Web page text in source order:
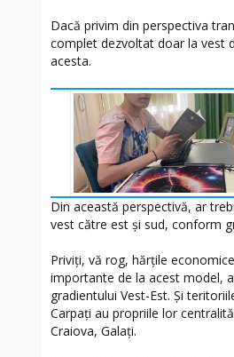
Dacă privim din perspectiva
complet dezvoltat doar la vest
acesta.
Din această perspectivă, ar
vest către est şi sud, conform
Priviţi, vă rog, hărţile
importante de la acest model,
gradientului Vest-Est. Şi
Carpaţi au propriile lor
Craiova, Galaţi.